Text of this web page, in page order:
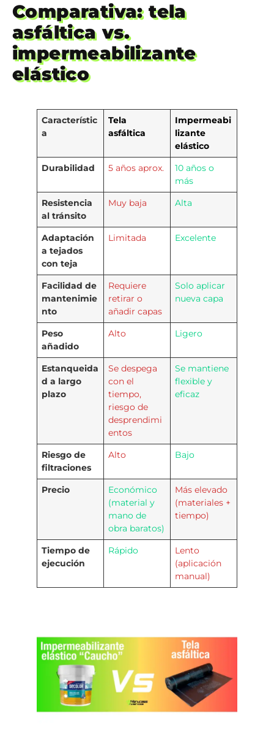
Comparativa: tela
asfáltica vs.
impermeabilizante
elástico
Característic
a
Tela
asfáltica
Impermeabi
lizante
elástico
Durabilidad
5 años aprox.
10 años o
más
Resistencia
al tránsito
Muy baja Alta
Adaptación
a tejados
con teja
Limitada Excelente
Facilidad de
mantenimie
nto
Requiere
retirar o
añadir capas
Solo aplicar
nueva capa
Peso
añadido
Alto Ligero
Estanqueida
d a largo
plazo
Se despega
con el
tiempo,
riesgo de
desprendimi
entos
Se mantiene
flexible y
eficaz
Riesgo de
filtraciones
Alto Bajo
Precio
Económico
(material y
mano de
obra baratos)
Más elevado
(materiales +
tiempo)
Tiempo de
ejecución
Rápido
Lento
(aplicación
manual)